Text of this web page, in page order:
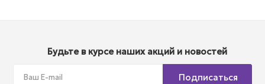
Будьте в курсе наших акций и новостей
Подписаться